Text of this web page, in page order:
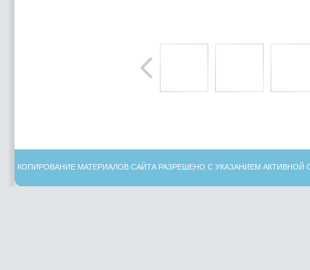
КОПИРОВАНИЕ МАТЕРИАЛОВ САЙТА РАЗРЕШЕНО С УКАЗАНИЕМ АКТИВНОЙ